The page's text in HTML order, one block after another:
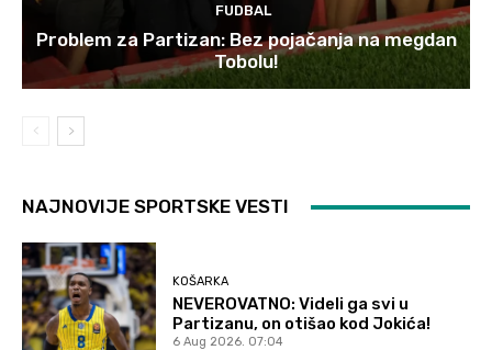
FUDBAL
Problem za Partizan: Bez pojačanja na megdan
Tobolu!
NAJNOVIJE SPORTSKE VESTI
KOŠARKA
NEVEROVATNO: Videli ga svi u
Partizanu, on otišao kod Jokića!
6 Aug 2026. 07:04